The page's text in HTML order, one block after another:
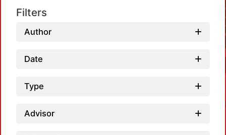
Filters
Author
Date
Type
Advisor